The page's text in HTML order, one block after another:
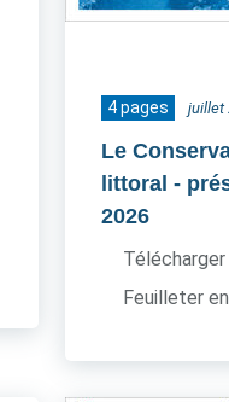
4 pages juillet
Le
littoral -
2026
Feuilleter